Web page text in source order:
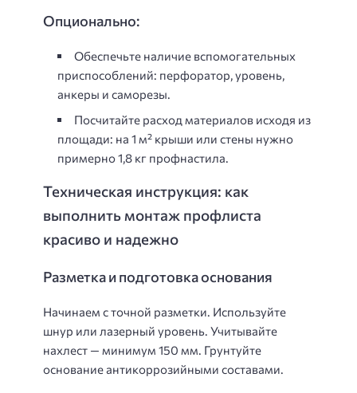
Опционально:
Обеспечьте наличие вспомогательных
приспособлений: перфоратор, уровень,
анкеры и саморезы.
Посчитайте расход материалов исходя из
площади: на 1 м² крыши или стены нужно
примерно1,8 кг профнастила.
Техническая инструкция: как
выполнить монтаж профлиста
красиво и надежно
Разметка и подготовка основания
Начинаем с точной разметки. Используйте
шнур или лазерный уровень. Учитывайте
нахлест — минимум 150 мм. Грунтуйте
основание антикоррозийными составами.